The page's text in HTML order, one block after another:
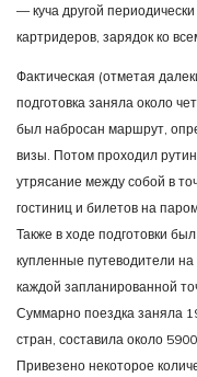
— куча другой
картридеров, зарядок ко
Фактическая (отметая
подготовка заняла около
был набросан маршрут,
визы. Потом проходил
утрясание между собой в
гостиниц и билетов на
Также в ходе подготовки
купленные путеводители
каждой запланированной
Суммарно поездка заняла
стран, составила около
Привезено некоторое